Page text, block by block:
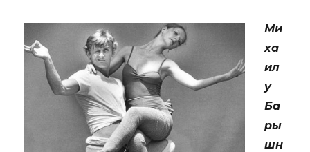
Ми
ха
ил
у
Ба
ры
шн